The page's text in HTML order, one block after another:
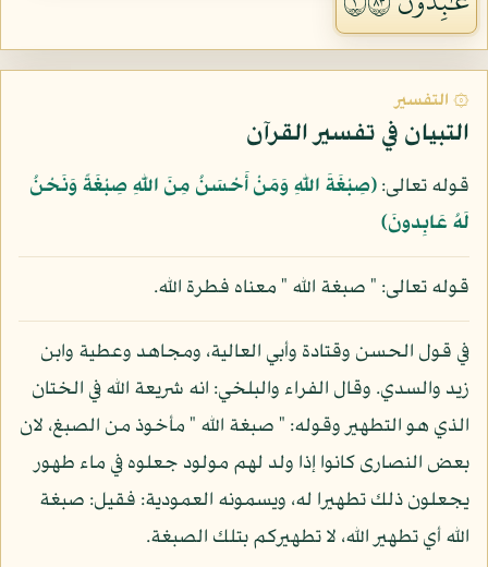
۞ التفسير
التبيان في تفسير القرآن
قوله تعالى:﴿صِبْغَةَ اللّهِ وَمَنْ أَحْسَنُ مِنَ اللّهِ صِبْغَةً وَنَحْنُ
لَهُ عَابِدونَ﴾
قوله تعالى: " صبغة الله " معناه فطرة الله.
في قول الحسن وقتادة وأبي العالية، ومجاهد وعطية وابن
زيد والسدي. وقال الفراء والبلخي: انه شريعة الله في الختان
الذي هو التطهير وقوله: " صبغة الله " مأخوذ من الصبغ، لان
بعض النصارى كانوا إذا ولد لهم مولود جعلوه في ماء طهور
يجعلون ذلك تطهيرا له، ويسمونه العمودية: فقيل: صبغة
الله أي تطهير الله، لا تطهيركم بتلك الصبغة.